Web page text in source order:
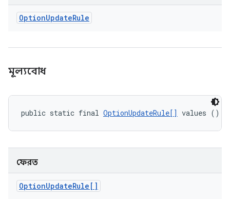
OptionUpdateRule
মূল্যবোধ
public static final OptionUpdateRule[] values ()
ফেরত
OptionUpdateRule[]